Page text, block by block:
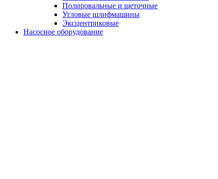
Полировальные и щеточные
Угловые шлифмашины
Эксцентриковые
Насосное оборудование